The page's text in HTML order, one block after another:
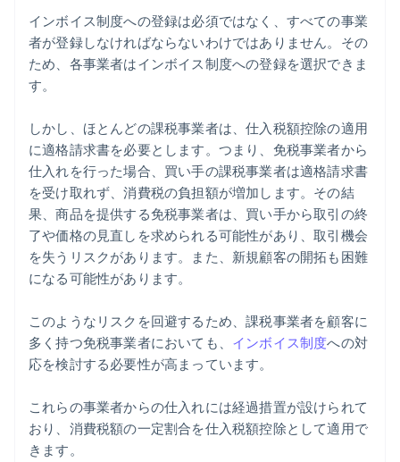
インボイス制度への登録は必須ではなく、すべての事業
者が登録しなければならないわけではありません。その
ため、各事業者はインボイス制度への登録を選択できま
す。
しかし、ほとんどの課税事業者は、仕入税額控除の適用
に適格請求書を必要とします。つまり、免税事業者から
仕入れを行った場合、買い手の課税事業者は適格請求書
を受け取れず、消費税の負担額が増加します。その結
果、商品を提供する免税事業者は、買い手から取引の終
了や価格の見直しを求められる可能性があり、取引機会
を失うリスクがあります。また、新規顧客の開拓も困難
になる可能性があります。
このようなリスクを回避するため、課税事業者を顧客に
多く持つ免税事業者においても、 インボイス制度への対
応を検討する必要性が高まっています。
これらの事業者からの仕入れには経過措置が設けられて
おり、消費税額の一定割合を仕入税額控除として適用で
きます。